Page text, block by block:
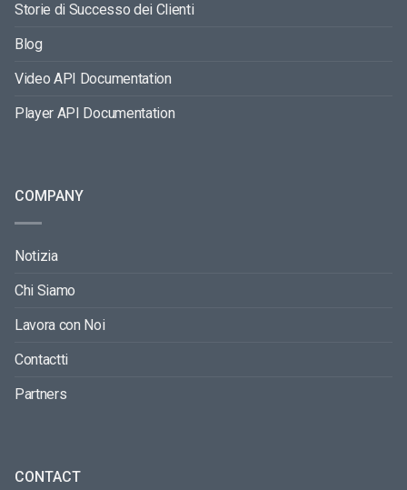
Storie di Successo dei Clienti
Blog
Video API Documentation
Player API Documentation
COMPANY
Notizia
Chi Siamo
Lavora con Noi
Contactti
Partners
CONTACT